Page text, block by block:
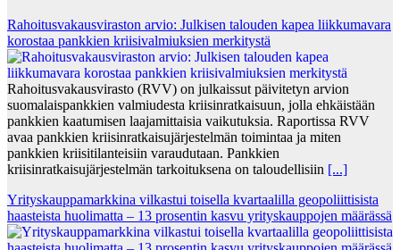
Rahoitusvakausviraston arvio: Julkisen talouden kapea liikkumavara
korostaa pankkien kriisivalmiuksien merkitystä
Rahoitusvakausvirasto (RVV) on julkaissut päivitetyn arvion
suomalaispankkien valmiudesta kriisinratkaisuun, jolla ehkäistään
pankkien kaatumisen laajamittaisia vaikutuksia. Raportissa RVV
avaa pankkien kriisinratkaisujärjestelmän toimintaa ja miten
pankkien kriisitilanteisiin varaudutaan. Pankkien
kriisinratkaisujärjestelmän tarkoituksena on taloudellisiin [...]
Yrityskauppamarkkina vilkastui toisella kvartaalilla geopoliittisista
haasteista huolimatta – 13 prosentin kasvu yrityskauppojen määrässä